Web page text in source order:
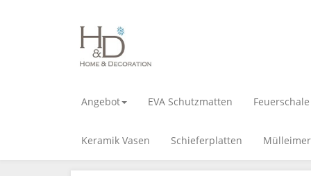
Angebot EVA Schutzmatten Feuerschale
Keramik Vasen Schieferplatten Mülleimer